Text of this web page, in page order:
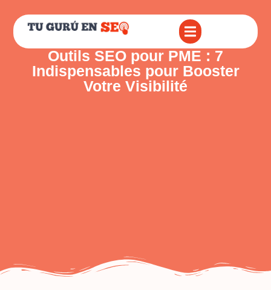
Outils SEO pour PME : 7
Indispensables pour Booster
Votre Visibilité